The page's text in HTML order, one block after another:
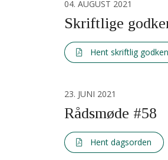
04. AUGUST 2021
Skriftlige
Hent skriftlig
23. JUNI 2021
Rådsmøde #58
Hent dagsorden